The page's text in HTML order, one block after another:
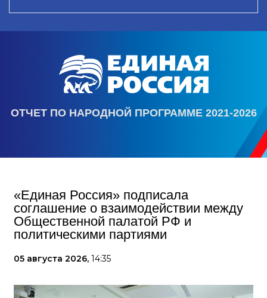
ОТЧЕТ ПО НАРОДНОЙ ПРОГРАММЕ 2021-2026
«Единая Россия» подписала
соглашение о взаимодействии между
Общественной палатой РФ и
политическими партиями
05 августа 2026, 14:35